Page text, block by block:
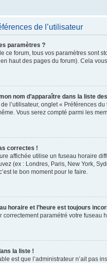
de l’utilisateur
paramètres ?
ce forum, tous vos paramètres sont
haut des pages du forum). Cela
nom d’apparaître dans la liste
l’utilisateur, onglet « Préférences
Vous serez compté parmi les
correctes !
affichée utilise un fuseau horaire
(ex : Londres, Paris, New York,
le bon moment pour le faire.
horaire et l’heure est toujours
correctement paramétré votre
la liste !
est que l’administrateur n’ait pas